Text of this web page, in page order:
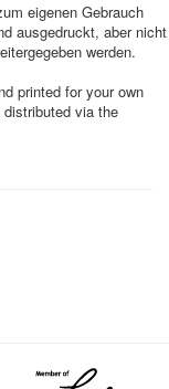
eigenen Gebrauch
ausgedruckt, aber nicht
werden.
printed for your own
via the